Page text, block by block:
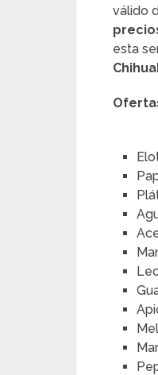
válido
esta